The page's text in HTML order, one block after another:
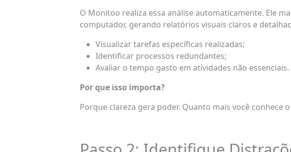
O Monitoo realiza essa análise automaticamente. Ele
computador, gerando relatórios visuais claros e
Visualizar tarefas específicas realizadas;
Identificar processos redundantes;
Avaliar o tempo gasto em atividades não essenciais.
Por que isso importa?
Porque clareza gera poder. Quanto mais você